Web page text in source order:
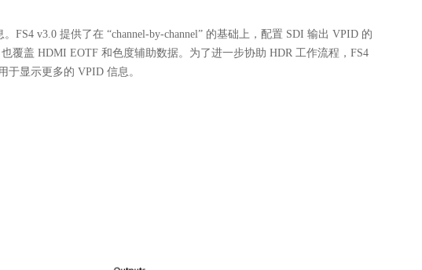
v3.0 提供了在 “channel-by-channel” 的基础上，配置 SDI 输出 VPID 的
覆盖 HDMI EOTF 和色度辅助数据。为了进一步协助 HDR 工作流程，FS4
于显示更多的 VPID 信息。